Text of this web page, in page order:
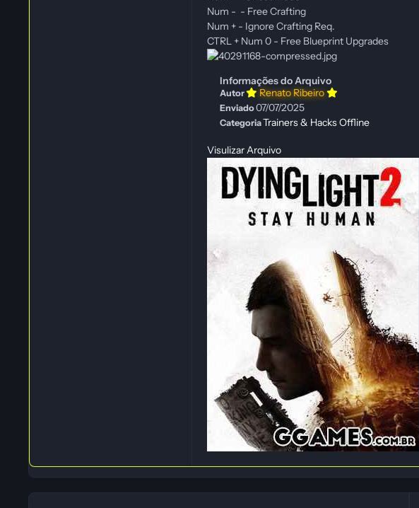
Num - - Free Crafting
Num + - Ignore Crafting Req.
CTRL + Num 0 - Free Blueprint Upgrades
Informações do Arquivo
Autor Renato Ribeiro
Enviado07/07/2025
CategoriaTrainers & Hacks Offline
Visulizar Arquivo